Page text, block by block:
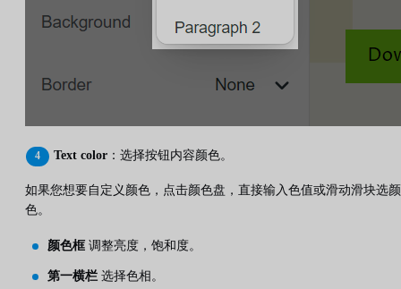
Text color ：选择按钮内容颜色。
如果您想要自定义颜色，点击颜色盘，直接输入色值或滑动滑块选颜
色。
颜色框 调整亮度，饱和度。
第一横栏 选择色相。